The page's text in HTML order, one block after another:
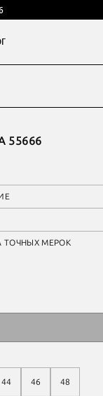
55666
ТОЧНЫХ МЕРОК
44 46 48